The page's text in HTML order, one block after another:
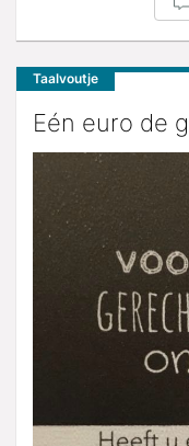
Taalvoutje
Eén euro de